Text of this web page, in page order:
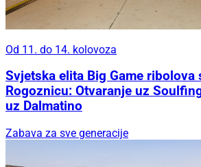
Od 11. do 14. kolovoza
Svjetska elita Big Game ribolova
Rogoznicu: Otvaranje uz
uz Dalmatino
Zabava za sve generacije